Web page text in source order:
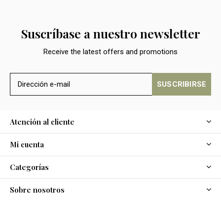
Suscríbase a nuestro newsletter
Receive the latest offers and promotions
SUSCRIBIRSE
Atención al cliente
Mi cuenta
Categorías
Sobre nosotros